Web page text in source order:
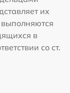
их
в
со ст.